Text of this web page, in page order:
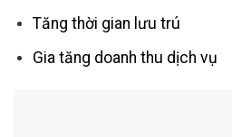
Tăng thời gian lưu trú
Gia tăng doanh thu dịch vụ